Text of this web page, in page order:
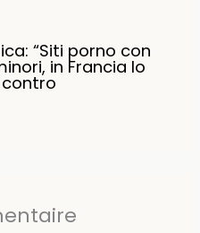
“Siti porno con
in Francia lo
contro